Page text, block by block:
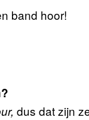
band hoor!
dus dat zijn